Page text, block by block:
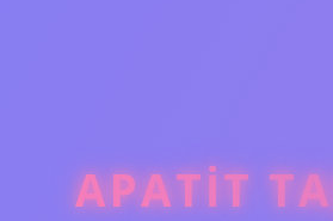
APATIT